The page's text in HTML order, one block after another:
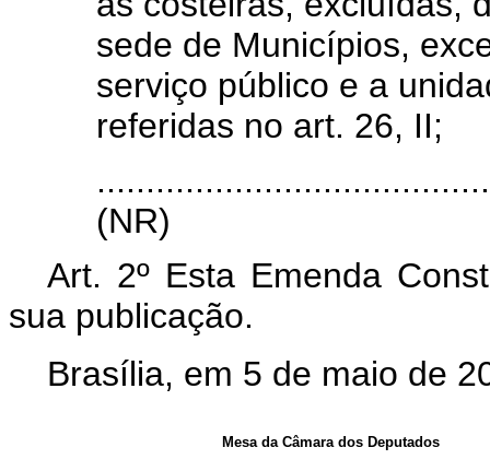
sede de Municípios,
serviço público e a
referidas no art. 26, II;
(NR)
Art. 2º Esta Emenda
sua publicação.
Brasília, em 5 de maio de
Mesa da Câmara dos Deputados